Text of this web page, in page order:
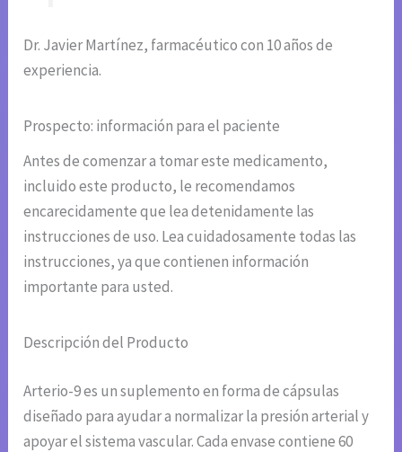
Dr. Javier Martínez, farmacéutico con 10 años de
experiencia.
Prospecto: información para el paciente
Antes de comenzar a tomar este medicamento,
incluido este producto, le recomendamos
encarecidamente que lea detenidamente las
instrucciones de uso. Lea cuidadosamente todas las
instrucciones, ya que contienen información
importante para usted.
Descripción del Producto
Arterio-9 es un suplemento en forma de cápsulas
diseñado para ayudar a normalizar la presión arterial y
apoyar el sistema vascular. Cada envase contiene 60